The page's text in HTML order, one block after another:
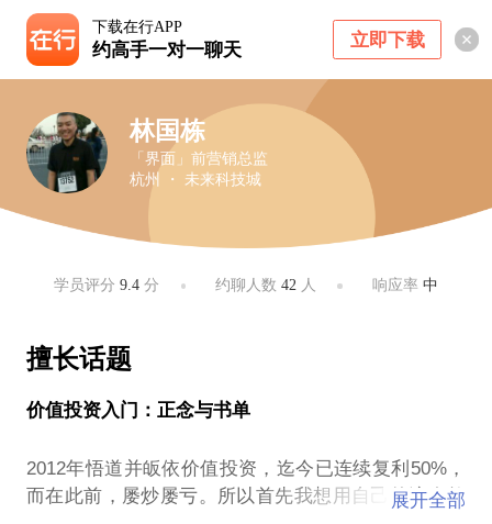
下载在行APP
约高手一对一聊天 立即下载
林国栋
「界面」前营销总监
杭州 ・ 未来科技城
学员评分9.4 分 约聊人数 42 人 响应率 中
擅长话题
价值投资入门：正念与书单
2012年悟道并皈依价值投资，迄今已连续复利50%，
而在此前，屡炒屡亏。所以首先我想用自己的滴血教
展开全部